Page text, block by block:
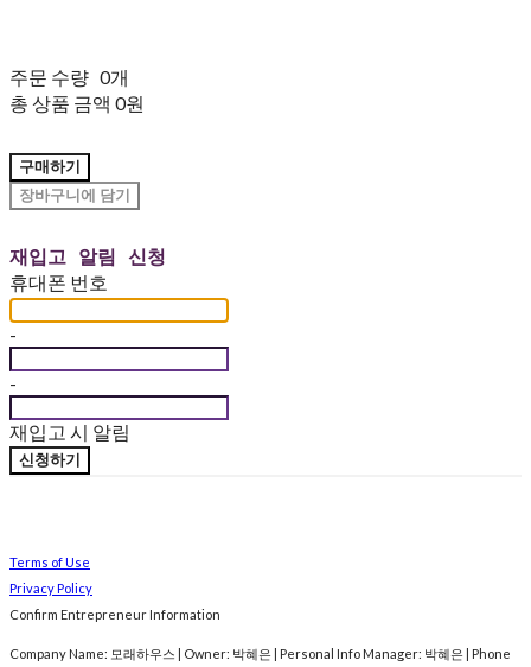
주문 수량 0개
총 상품 금액 0원
구매하기
장바구니에 담기
재입고 알림 신청
휴대폰 번호
-
-
재입고 시 알림
신청하기
Terms of Use
Privacy Policy
Confirm Entrepreneur Information
Company Name: 모래하우스 | Owner: 박혜은 | Personal Info Manager: 박혜은 | Phone